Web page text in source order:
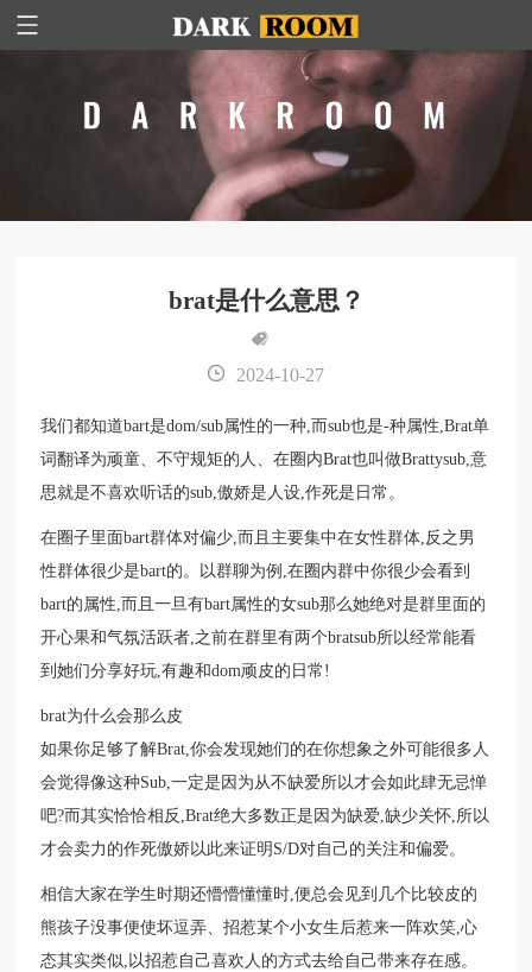
brat是什么意思？
2024-10-27
我们都知道bart是dom/sub属性的一种,而sub也是-种属性,Brat单
词翻译为顽童、不守规矩的人、在圈内Brat也叫做Brattysub,意
思就是不喜欢听话的sub,傲娇是人设,作死是日常。
在圈子里面bart群体对偏少,而且主要集中在女性群体,反之男
性群体很少是bart的。以群聊为例,在圈内群中你很少会看到
bart的属性,而且一旦有bart属性的女sub那么她绝对是群里面的
开心果和气氛活跃者,之前在群里有两个bratsub所以经常能看
到她们分享好玩,有趣和dom顽皮的日常!
brat为什么会那么皮
如果你足够了解Brat,你会发现她们的在你想象之外可能很多人
会觉得像这种Sub,一定是因为从不缺爱所以才会如此肆无忌惮
吧?而其实恰恰相反,Brat绝大多数正是因为缺爱,缺少关怀,所以
才会卖力的作死傲娇以此来证明S/D对自己的关注和偏爱。
相信大家在学生时期还懵懵懂懂时,便总会见到几个比较皮的
熊孩子没事便使坏逗弄、招惹某个小女生后惹来一阵欢笑,心
态其实类似,以招惹自己喜欢人的方式去给自己带来存在感。